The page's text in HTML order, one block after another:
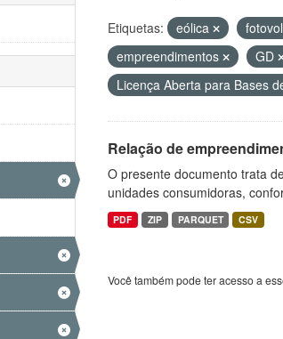
Etiquetas: eólica
empreendimentos
GD
Licença Aberta para Bases
Relação de
O presente documento trata
unidades consumidoras,
PDF ZIP PARQUET CSV
Você também pode ter acesso a